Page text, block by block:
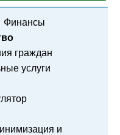
Финансы
граждан
услуги
и